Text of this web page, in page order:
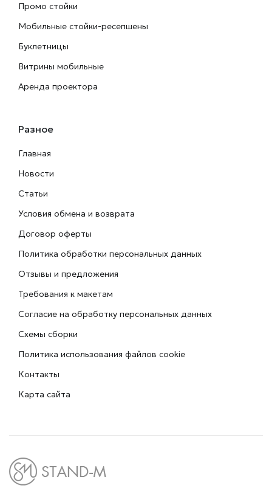
Промо стойки
Мобильные стойки-ресепшены
Буклетницы
Витрины мобильные
Аренда проектора
Разное
Главная
Новости
Статьи
Условия обмена и возврата
Договор оферты
Политика обработки персональных данных
Отзывы и предложения
Требования к макетам
Согласие на обработку персональных данных
Схемы сборки
Политика использования файлов cookie
Контакты
Карта сайта